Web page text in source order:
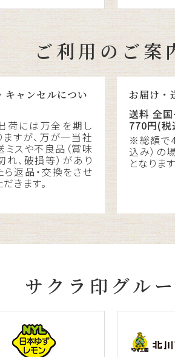
ご利用のご案
キャンセルについ
荷には万全を期し
ますが、万が一当社
ミスや不良品（賞味
れ、破損等）があり
ら返品・交換をさせ
きます。
お届け・
送料 全国
770円(税
※総額で
込み）の
となります
サクラ印グル